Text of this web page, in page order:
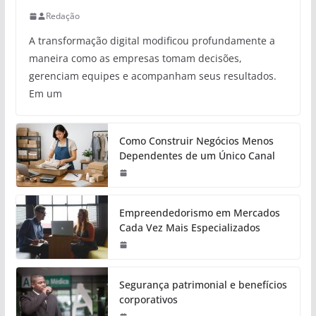
Redação
A transformação digital modificou profundamente a
maneira como as empresas tomam decisões,
gerenciam equipes e acompanham seus resultados.
Em um
Como Construir Negócios Menos
Dependentes de um Único Canal
Empreendedorismo em Mercados
Cada Vez Mais Especializados
Segurança patrimonial e benefícios
corporativos